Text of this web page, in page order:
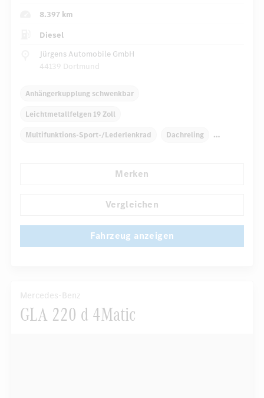
8.397 km
Diesel
Jürgens Automobile GmbH
44139 Dortmund
Anhängerkupplung schwenkbar
Leichtmetallfelgen 19 Zoll
Multifunktions-Sport-/Lederlenkrad Dachreling
Laderaumabdeckung
Merken
Vergleichen
Fahrzeug anzeigen
Mercedes-Benz
GLA 220 d 4Matic